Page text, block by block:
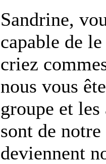
Sandrine,
capable de
criez
nous vous
groupe et
sont de
deviennent